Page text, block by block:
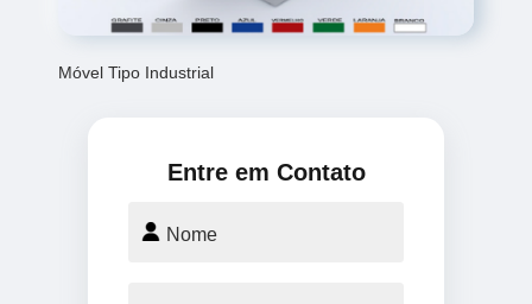
Móvel Tipo Industrial
Entre em Contato